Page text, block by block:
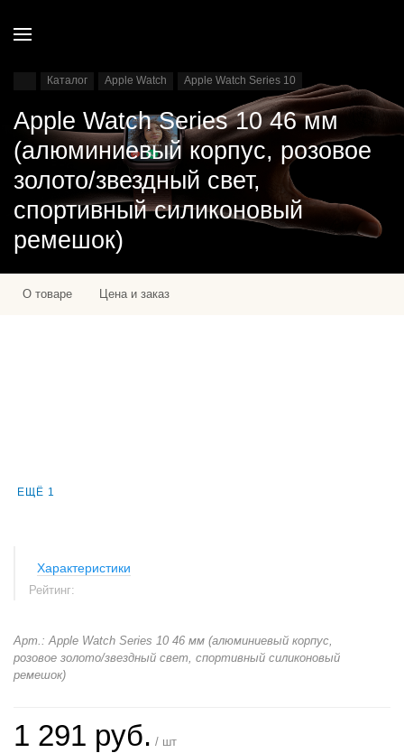
Каталог Apple Watch Apple Watch Series 10
Apple Watch Series 10 46 мм
(алюминиевый корпус, розовое
золото/звездный свет,
спортивный силиконовый
ремешок)
О товаре Цена и заказ
ЕЩЁ 1
Характеристики
Рейтинг:
Арт.: Apple Watch Series 10 46 мм (алюминиевый корпус,
розовое золото/звездный свет, спортивный силиконовый
ремешок)
1 291 руб. / шт